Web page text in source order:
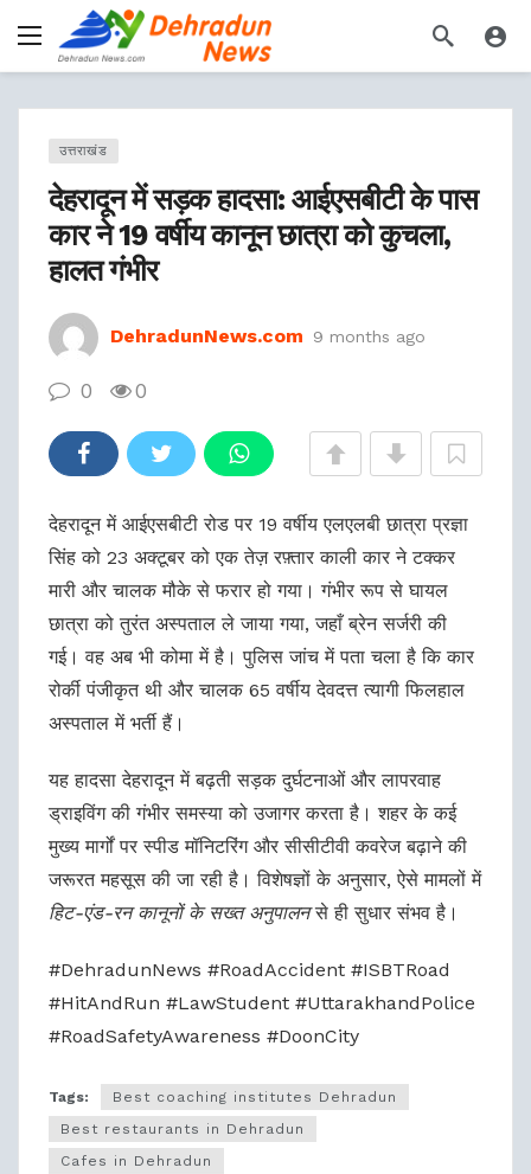
उत्तराखंड
देहरादून में सड़क हादसा: आईएसबीटी के पास
कार ने 19 वर्षीय कानून छात्रा को कुचला,
हालत गंभीर
DehradunNews.com 9 months ago
0 0
देहरादून में आईएसबीटी रोड पर 19 वर्षीय एलएलबी छात्रा प्रज्ञा
सिंह को 23 अक्टूबर को एक तेज़ रफ़्तार काली कार ने टक्कर
मारी और चालक मौके से फरार हो गया। गंभीर रूप से घायल
छात्रा को तुरंत अस्पताल ले जाया गया, जहाँ ब्रेन सर्जरी की
गई। वह अब भी कोमा में है। पुलिस जांच में पता चला है कि कार
रोर्की पंजीकृत थी और चालक 65 वर्षीय देवदत्त त्यागी फिलहाल
अस्पताल में भर्ती हैं।
यह हादसा देहरादून में बढ़ती सड़क दुर्घटनाओं और लापरवाह
ड्राइविंग की गंभीर समस्या को उजागर करता है। शहर के कई
मुख्य मार्गों पर स्पीड मॉनिटरिंग और सीसीटीवी कवरेज बढ़ाने की
जरूरत महसूस की जा रही है। विशेषज्ञों के अनुसार, ऐसे मामलों में
हिट-एंड-रन कानूनों के सख्त अनुपालनसे ही सुधार संभव है।
#DehradunNews #RoadAccident #ISBTRoad
#HitAndRun #LawStudent #UttarakhandPolice
#RoadSafetyAwareness #DoonCity
Tags:
Best coaching institutes Dehradun
Best restaurants in Dehradun
Cafes in Dehradun